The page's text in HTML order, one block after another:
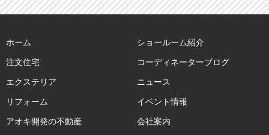
ホーム
注文住宅
エクステリア
リフォーム
アオキ開発の不動産
ショールーム紹介
コーディネーターブログ
ニュース
イベント情報
会社案内